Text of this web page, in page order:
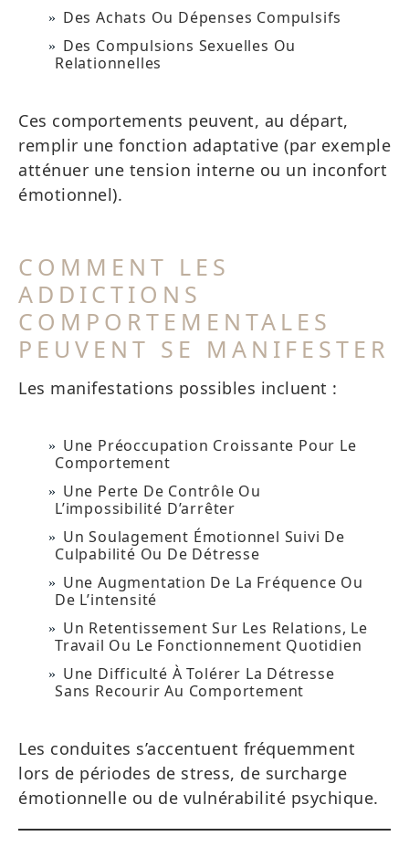
Des Achats Ou Dépenses Compulsifs
Des Compulsions Sexuelles Ou
Relationnelles
Ces comportements peuvent, au départ,
remplir une fonction adaptative (par exemple
atténuer une tension interne ou un inconfort
émotionnel).
COMMENT LES
ADDICTIONS
COMPORTEMENTALES
PEUVENT SE MANIFESTER
Les manifestations possibles incluent :
Une Préoccupation Croissante Pour Le
Comportement
Une Perte De Contrôle Ou
L’impossibilité D’arrêter
Un Soulagement Émotionnel Suivi De
Culpabilité Ou De Détresse
Une Augmentation De La Fréquence Ou
De L’intensité
Un Retentissement Sur Les Relations, Le
Travail Ou Le Fonctionnement Quotidien
Une Difficulté À Tolérer La Détresse
Sans Recourir Au Comportement
Les conduites s’accentuent fréquemment
lors de périodes de stress, de surcharge
émotionnelle ou de vulnérabilité psychique.